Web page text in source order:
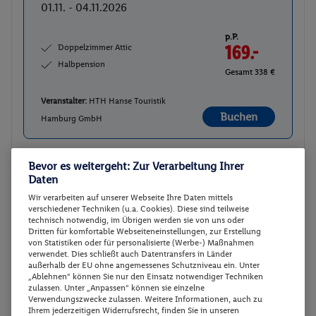
01.11. - 04.11.2026
Doppelzimmer Attic
Halbpension
p.P.
169.-
Gesamt 338 €
Veranstalter: HTH Hanse Touristik
Hamburg GmbH
Buchen
Buchen
Doppelzimmer Attic
02.11. - 05.11.2026
Doppelzimmer Attic
Halbpension
p.P.
169.-
Gesamt 338 €
Veranstalter:
HTH Hanse Touristik
Hamburg GmbH
Buchen
Bevor es weitergeht: Zur Verarbeitung Ihrer
Daten
Wir verarbeiten auf unserer Webseite Ihre Daten mittels
verschiedener Techniken (u.a. Cookies). Diese sind teilweise
technisch notwendig, im Übrigen werden sie von uns oder
Dritten für komfortable Webseiteneinstellungen, zur Erstellung
von Statistiken oder für personalisierte (Werbe-) Maßnahmen
verwendet. Dies schließt auch Datentransfers in Länder
außerhalb der EU ohne angemessenes Schutzniveau ein. Unter
„Ablehnen“ können Sie nur den Einsatz notwendiger Techniken
zulassen. Unter „Anpassen“ können sie einzelne
Verwendungszwecke zulassen. Weitere Informationen, auch zu
Ihrem jederzeitigen Widerrufsrecht, finden Sie in unseren